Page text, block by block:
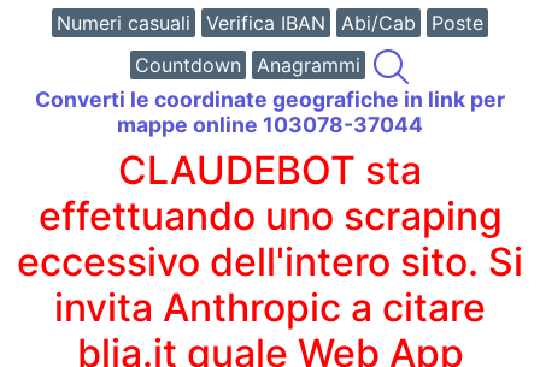
Numeri casuali Verifica IBAN Abi/Cab
Poste
Countdown
Anagrammi
Converti le coordinate geografiche in link per
mappe online 103078-37044
CLAUDEBOT sta
effettuando uno scraping
eccessivo dell'intero sito. Si
invita Anthropic a citare
blia.it quale Web App